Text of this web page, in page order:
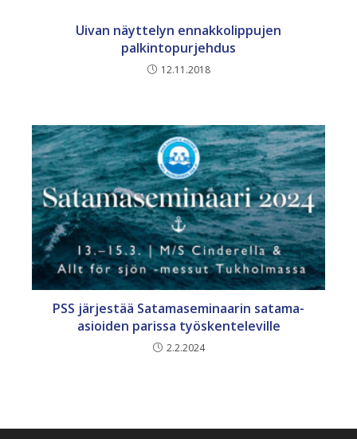
Uivan näyttelyn ennakkolippujen
palkintopurjehdus
12.11.2018
PSS järjestää Satamaseminaarin satama-
asioiden parissa työskenteleville
2.2.2024